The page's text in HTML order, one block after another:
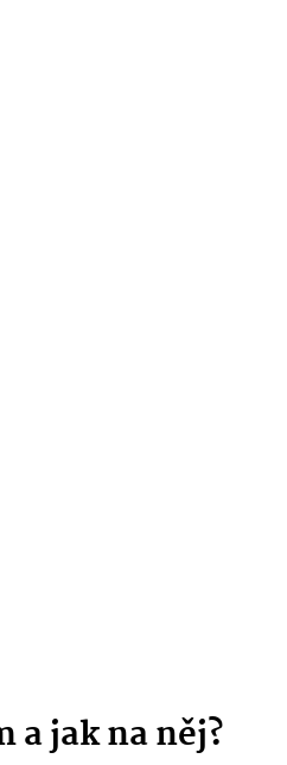
a jak na něj?